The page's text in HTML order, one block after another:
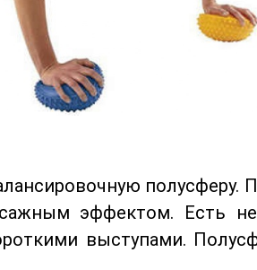
полусферу.
эффектом. Есть
выступами.